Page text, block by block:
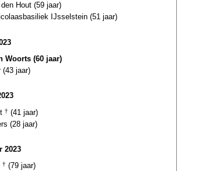
Hout (59 jaar)
IJsselstein (51 jaar)
Woorts (60 jaar)
(43 jaar)
† (41 jaar)
(28 jaar)
2023
† (79 jaar)